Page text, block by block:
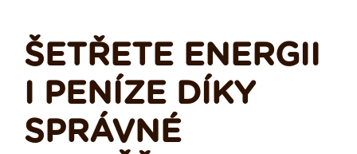
ŠETŘETE ENERGII
I PENÍZE DÍKY
SPRÁVNÉ